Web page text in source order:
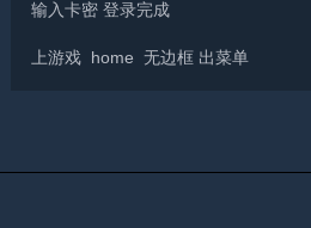
输入卡密 登录完成
上游戏 home 无边框 出菜单